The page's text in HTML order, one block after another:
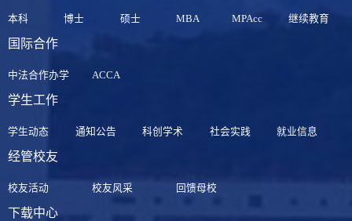
本科 博士 硕士 MBA MPAcc 继续教育
国际合作
中法合作办学 ACCA
学生工作
学生动态 通知公告 科创学术 社会实践 就业信息
经管校友
校友活动 校友风采 回馈母校
下载中心